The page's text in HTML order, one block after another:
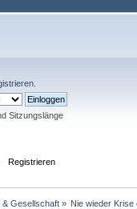
Sitzungslänge
Registrieren
& Gesellschaft» Nie wieder